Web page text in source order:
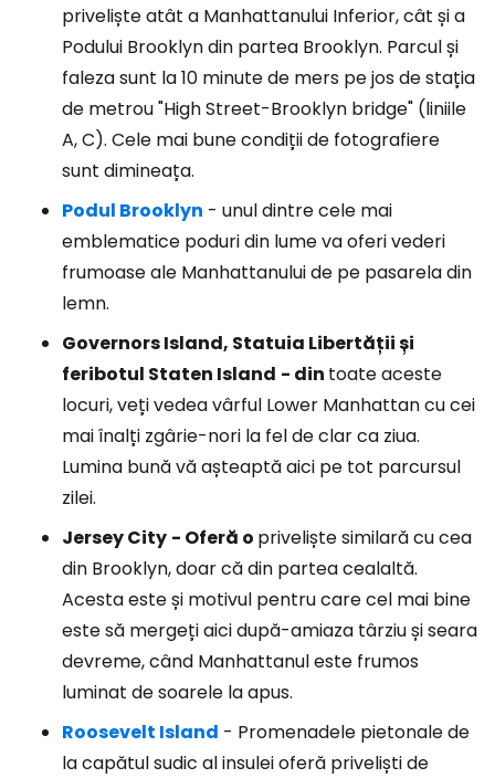
priveliște atât a Manhattanului Inferior, cât și a
Podului Brooklyn din partea Brooklyn. Parcul și
faleza sunt la 10 minute de mers pe jos de stația
de metrou "High Street-Brooklyn bridge" (liniile
A, C). Cele mai bune condiții de fotografiere
sunt dimineața.
Podul Brooklyn - unul dintre cele mai
emblematice poduri din lume va oferi vederi
frumoase ale Manhattanului de pe pasarela din
lemn.
Governors Island, Statuia Libertății și
feribotul Staten Island - din toate aceste
locuri, veți vedea vârful Lower Manhattan cu cei
mai înalți zgârie-nori la fel de clar ca ziua.
Lumina bună vă așteaptă aici pe tot parcursul
zilei.
Jersey City - Oferă o priveliște similară cu cea
din Brooklyn, doar că din partea cealaltă.
Acesta este și motivul pentru care cel mai bine
este să mergeți aici după-amiaza târziu și seara
devreme, când Manhattanul este frumos
luminat de soarele la apus.
Roosevelt Island - Promenadele pietonale de
la capătul sudic al insulei oferă priveliști de